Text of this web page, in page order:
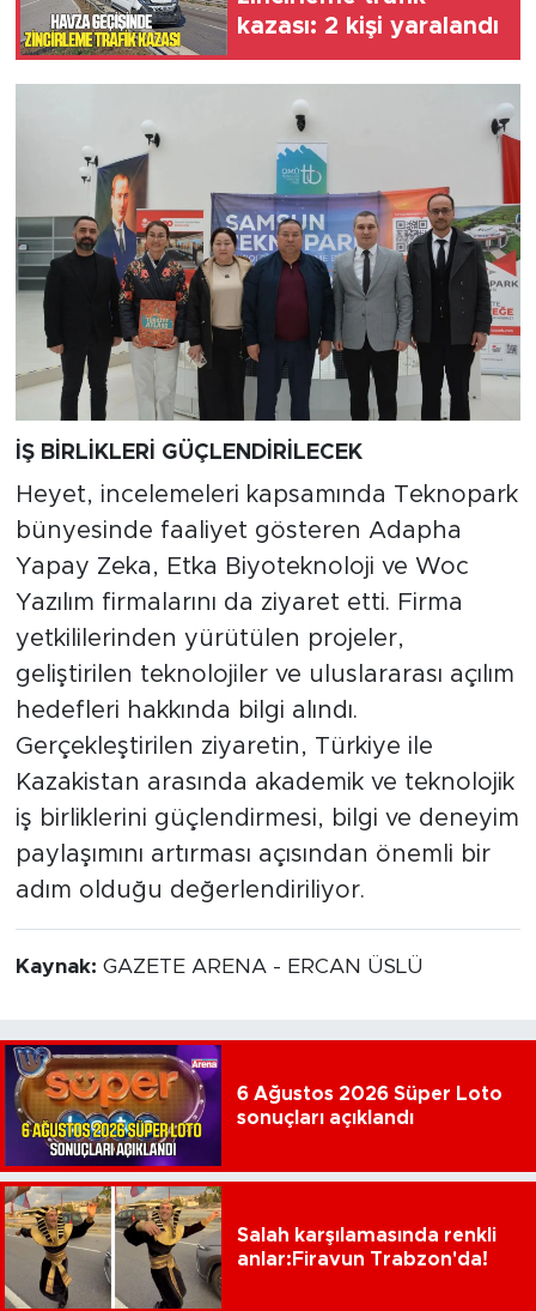
kazası: 2 kişi yaralandı
İŞ BİRLİKLERİ GÜÇLENDİRİLECEK
Heyet, incelemeleri kapsamında Teknopark
bünyesinde faaliyet gösteren Adapha
Yapay Zeka, Etka Biyoteknoloji ve Woc
Yazılım firmalarını da ziyaret etti. Firma
yetkililerinden yürütülen projeler,
geliştirilen teknolojiler ve uluslararası açılım
hedefleri hakkında bilgi alındı.
Gerçekleştirilen ziyaretin, Türkiye ile
Kazakistan arasında akademik ve teknolojik
iş birliklerini güçlendirmesi, bilgi ve deneyim
paylaşımını artırması açısından önemli bir
adım olduğu değerlendiriliyor.
Kaynak: GAZETE ARENA - ERCAN ÜSLÜ
6 Ağustos 2026 Süper Loto
sonuçları açıklandı
Salah karşılamasında renkli
anlar:Firavun Trabzon'da!